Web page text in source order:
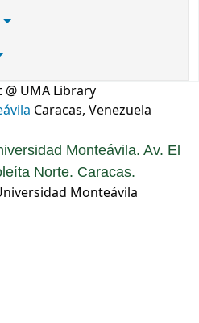
UMA Library
Caracas, Venezuela
Monteávila. Av. El
Norte. Caracas.
Monteávila